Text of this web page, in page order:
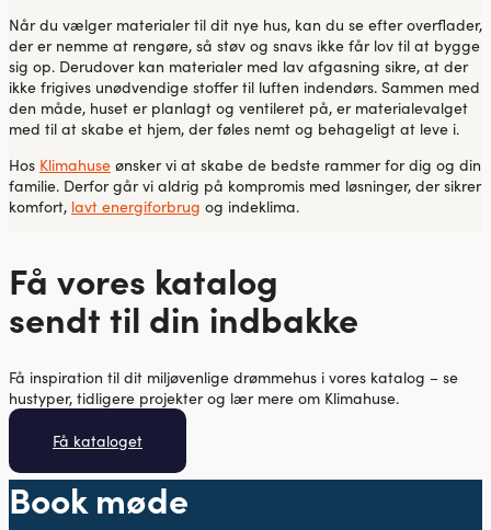
Når du vælger materialer til dit nye hus, kan du se efter overflader,
der er nemme at rengøre, så støv og snavs ikke får lov til at bygge
sig op. Derudover kan materialer med lav afgasning sikre, at der
ikke frigives unødvendige stoffer til luften indendørs. Sammen med
den måde, huset er planlagt og ventileret på, er materialevalget
med til at skabe et hjem, der føles nemt og behageligt at leve i.
Hos Klimahuse ønsker vi at skabe de bedste rammer for dig og din
familie. Derfor går vi aldrig på kompromis med løsninger, der sikrer
komfort, lavt energiforbrug og indeklima.
Få vores katalog
sendt til din indbakke
Få inspiration til dit miljøvenlige drømmehus i vores katalog – se
hustyper, tidligere projekter og lær mere om Klimahuse.
Få kataloget
Book møde